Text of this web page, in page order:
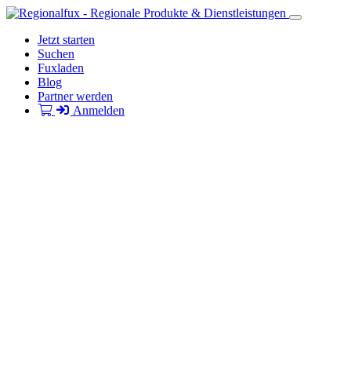
Jetzt starten
Suchen
Fuxladen
Blog
Partner werden
Anmelden